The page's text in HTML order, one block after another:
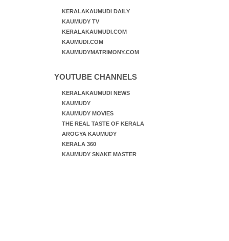
KERALAKAUMUDI DAILY
KAUMUDY TV
KERALAKAUMUDI.COM
KAUMUDI.COM
KAUMUDYMATRIMONY.COM
YOUTUBE CHANNELS
KERALAKAUMUDI NEWS
KAUMUDY
KAUMUDY MOVIES
THE REAL TASTE OF KERALA
AROGYA KAUMUDY
KERALA 360
KAUMUDY SNAKE MASTER